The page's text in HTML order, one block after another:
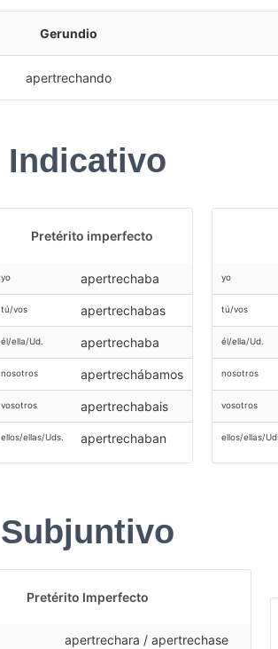
Gerundio
apertrechando
Indicativo
Pretérito imperfecto
yo apertrechaba
tú/vos apertrechabas
él/ella/Ud. apertrechaba
nosotros apertrechábamos
vosotros apertrechabais
ellos/ellas/Uds. apertrechaban
yo
tú/vos
él/ella/Ud.
nosotros
vosotros
ellos/ellas/
Subjuntivo
Pretérito Imperfecto
apertrechara / apertrechase